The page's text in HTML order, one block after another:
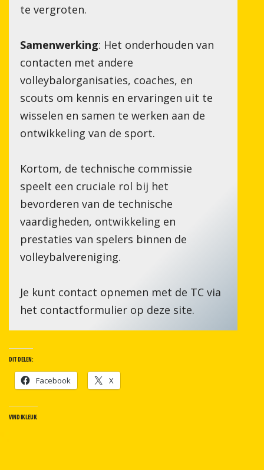
te vergroten.
Samenwerking: Het onderhouden van
contacten met andere
volleybalorganisaties, coaches, en
scouts om kennis en ervaringen uit te
wisselen en samen te werken aan de
ontwikkeling van de sport.
Kortom, de technische commissie
speelt een cruciale rol bij het
bevorderen van de technische
vaardigheden, ontwikkeling en
prestaties van spelers binnen de
volleybalvereniging.
Je kunt contact opnemen met de TC via
het contactformulier op deze site.
DIT DELEN:
Facebook X
VIND IK LEUK: